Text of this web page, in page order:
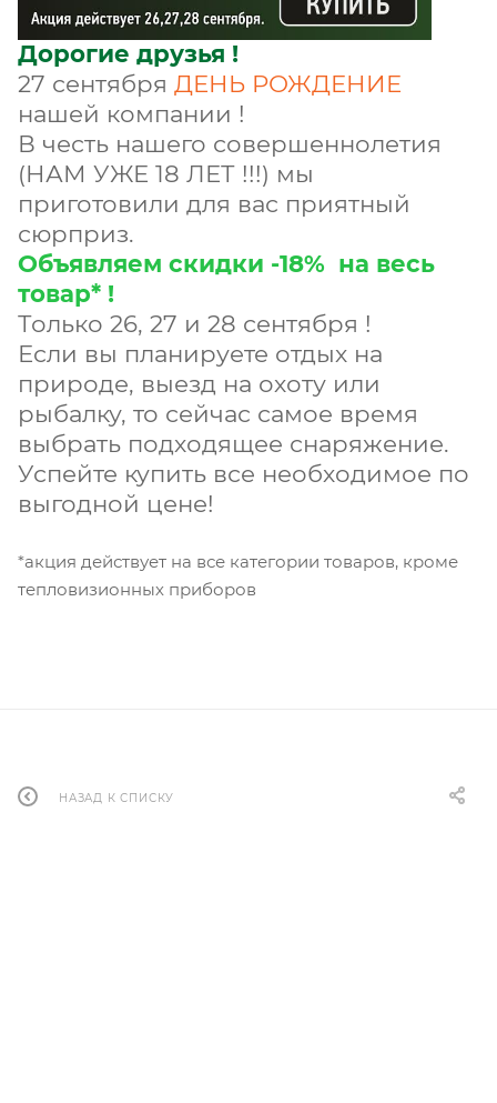
Дорогие друзья !
27 сентября ДЕНЬ РОЖДЕНИЕ
нашей компании !
В честь нашего совершеннолетия
(НАМ УЖЕ 18 ЛЕТ !!!) мы
приготовили для вас приятный
сюрприз.
Объявляем скидки -18% на весь
товар* !
Только 26, 27 и 28 сентября !
Если вы планируете отдых на
природе, выезд на охоту или
рыбалку, то сейчас самое время
выбрать подходящее снаряжение.
Успейте купить все необходимое по
выгодной цене!
*акция действует на все категории товаров, кроме
тепловизионных приборов
НАЗАД К СПИСКУ